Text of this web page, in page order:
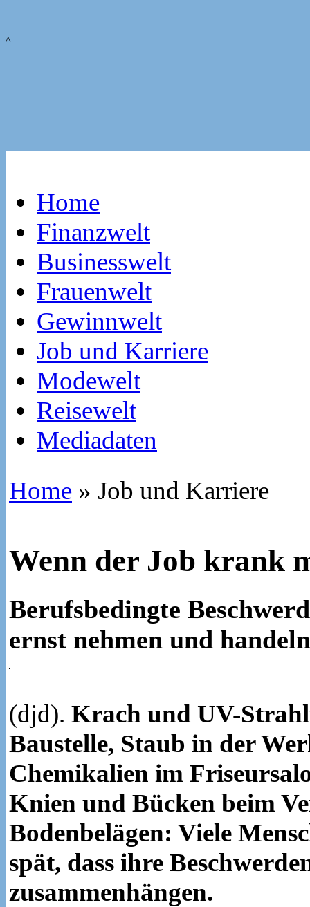
^
Home
Finanzwelt
Businesswelt
Frauenwelt
Gewinnwelt
Job und Karriere
Modewelt
Reisewelt
Mediadaten
Home » Job und Karriere
Wenn der Job krank
Berufsbedingte
ernst nehmen und handeln
(djd). Krach und UV-
Baustelle, Staub in der
Chemikalien im
Knien und Bücken beim
Bodenbelägen: Viele
spät, dass ihre
zusammenhängen.